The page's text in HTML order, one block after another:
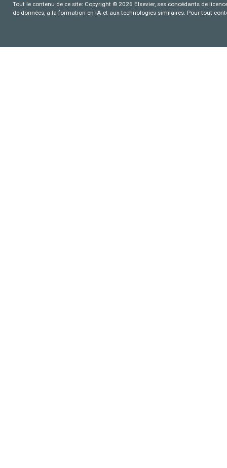
Tout le contenu de ce site: Copyright © 2026 Elsevier, ses concédants de
de données, a la formation en IA et aux technologies similaires. Pour tout